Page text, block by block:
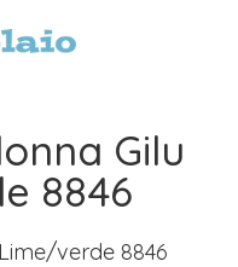
Gilu
8846
verde 8846